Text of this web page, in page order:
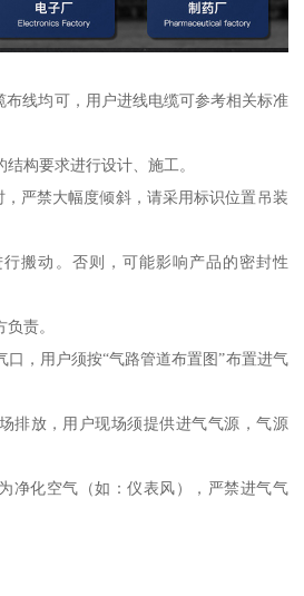
布线均可，用户进线电缆可参考相关标准
构要求进行设计、施工。
严禁大幅度倾斜，请采用标识位置吊装
搬动。否则，可能影响产品的密封性
责。
口，用户须按“气路管道布置图”布置进气
排放，用户现场须提供进气气源，气源
净化空气（如：仪表风），严禁进气气